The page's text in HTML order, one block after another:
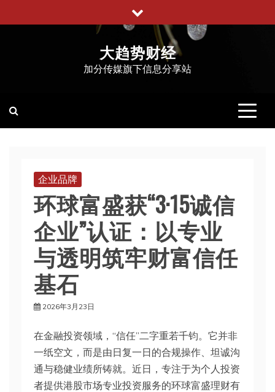
至
大趋势财经
加分传媒旗下信息分享站
企业品牌
环球富盛获“3·15诚信
企业”认证：以专业
与透明筑牢财富信任
基石
2026年3月23日
在金融投资领域，“信任”二字重若千钧。它并非
一纸空文，而是由日复一日的合规操作、坦诚沟
通与稳健业绩所铸就。近日，专注于为个人投资
者提供港股市场专业投资服务的环球富盛理财有